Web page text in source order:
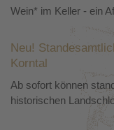
Wein* im Keller - ein
Neu!
Korntal
Ab sofort können
historischen